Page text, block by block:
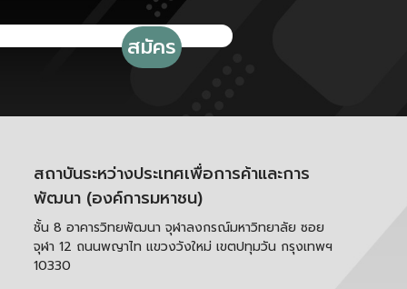
สถาบันระหว่างประเทศเพื่อการค้าและการ
พัฒนา (องค์การมหาชน)
ชั้น 8 อาคารวิทยพัฒนา จุฬาลงกรณ์มหาวิทยาลัย ซอย
จุฬา 12 ถนนพญาไท แขวงวังใหม่ เขตปทุมวัน กรุงเทพฯ
10330